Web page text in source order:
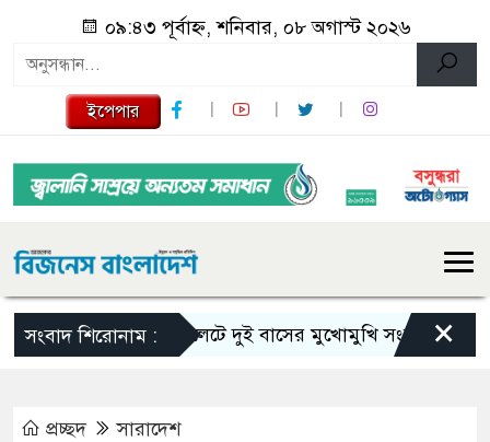
০৯:৪৩ পূর্বাহ্ন, শনিবার, ০৮ অগাস্ট ২০২৬
ইপেপার
সংবাদ শিরোনাম :সিলেটে দুই বাসের মুখোমুখি সংঘর্ষে নিহত বেড়ে
×
প্রচ্ছদ সারাদেশ